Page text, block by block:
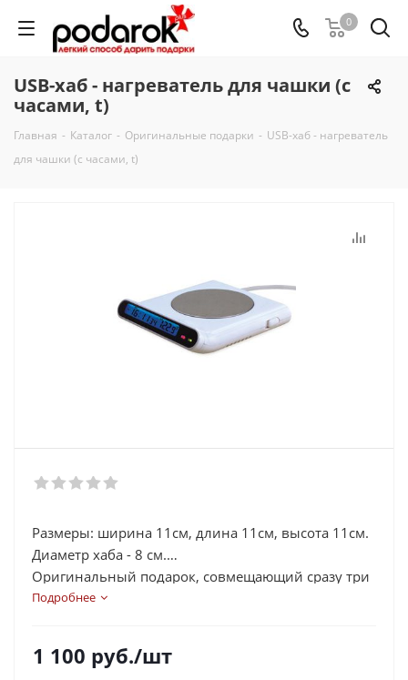
0
USB-хаб - нагреватель для чашки (с
часами, t)
Главная - Каталог - Оригинальные подарки - USB-хаб - нагреватель
для чашки (с часами, t)
Размеры: ширина 11cм, длина 11cм, высота 11cм.
Диаметр хаба - 8 см.
Оригинальный подарок, совмещающий сразу три
функции и один сюрприз!
Подробнее
1 100 руб./шт